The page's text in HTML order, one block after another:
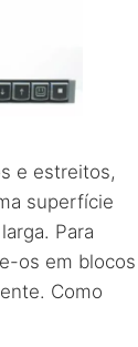
e estreitos,
superfície
Para
os em blocos
Como